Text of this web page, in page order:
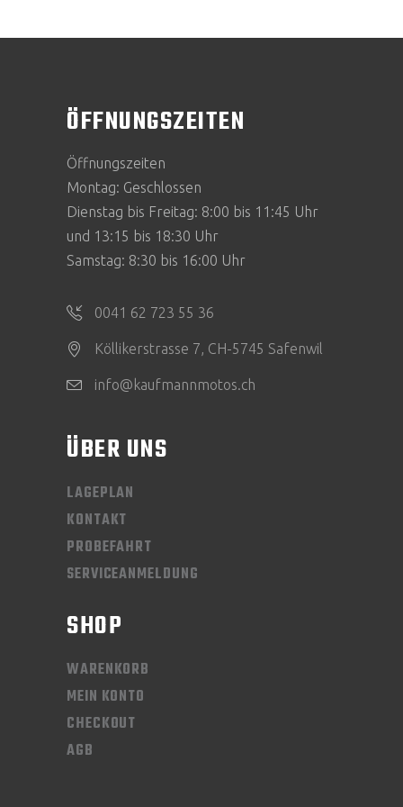
ÖFFNUNGSZEITEN
Öffnungszeiten
Montag: Geschlossen
Dienstag bis Freitag: 8:00 bis 11:45 Uhr
und 13:15 bis 18:30 Uhr
Samstag: 8:30 bis 16:00 Uhr
0041 62 723 55 36
Köllikerstrasse 7, CH-5745 Safenwil
info@kaufmannmotos.ch
ÜBER UNS
LAGEPLAN
KONTAKT
PROBEFAHRT
SERVICEANMELDUNG
SHOP
WARENKORB
MEIN KONTO
CHECKOUT
AGB